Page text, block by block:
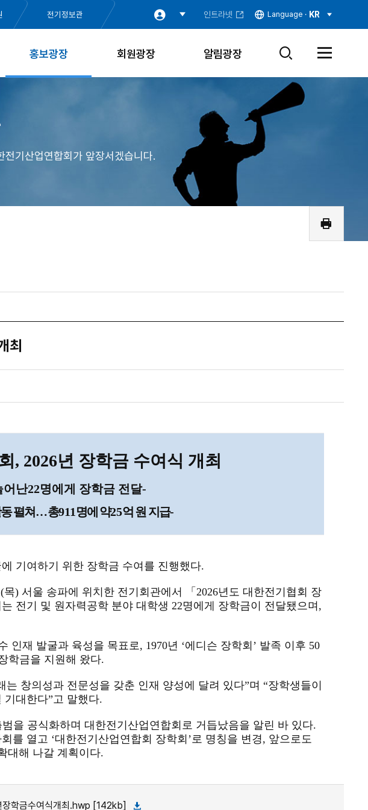
전기정보관 인트라넷 Language · KR
홍보광장 회원광장 알림광장
검
창
기
전
기산업연합회가 앞장서겠습니다.
인
쇄
최
, 2026년 장학금 수여식 개최
어난22명에게 장학금 전달-
펼쳐…총911 명에 약25억 원 지급-
기여하기 위한 장학금 수여를 진행했다.
) 서울 송파에 위치한 전기회관에서 「2026년도 대한전기협회 장
전기 및 원자력공학 분야 대학생 22명에게 장학금이 전달됐으며,
인재 발굴과 육성을 목표로, 1970년 ‘에디슨 장학회’ 발족 이후 50
학금을 지원해 왔다.
창의성과 전문성을 갖춘 인재 양성에 달려 있다”며 “장학생들이
대한다”고 말했다.
을 공식화하며 대한전기산업연합회로 거듭났음을 알린 바 있다.
를 열고 ‘대한전기산업연합회 장학회’로 명칭을 변경, 앞으로도
대해 나갈 계획이다.
학금수여식개최.hwp [142kb]